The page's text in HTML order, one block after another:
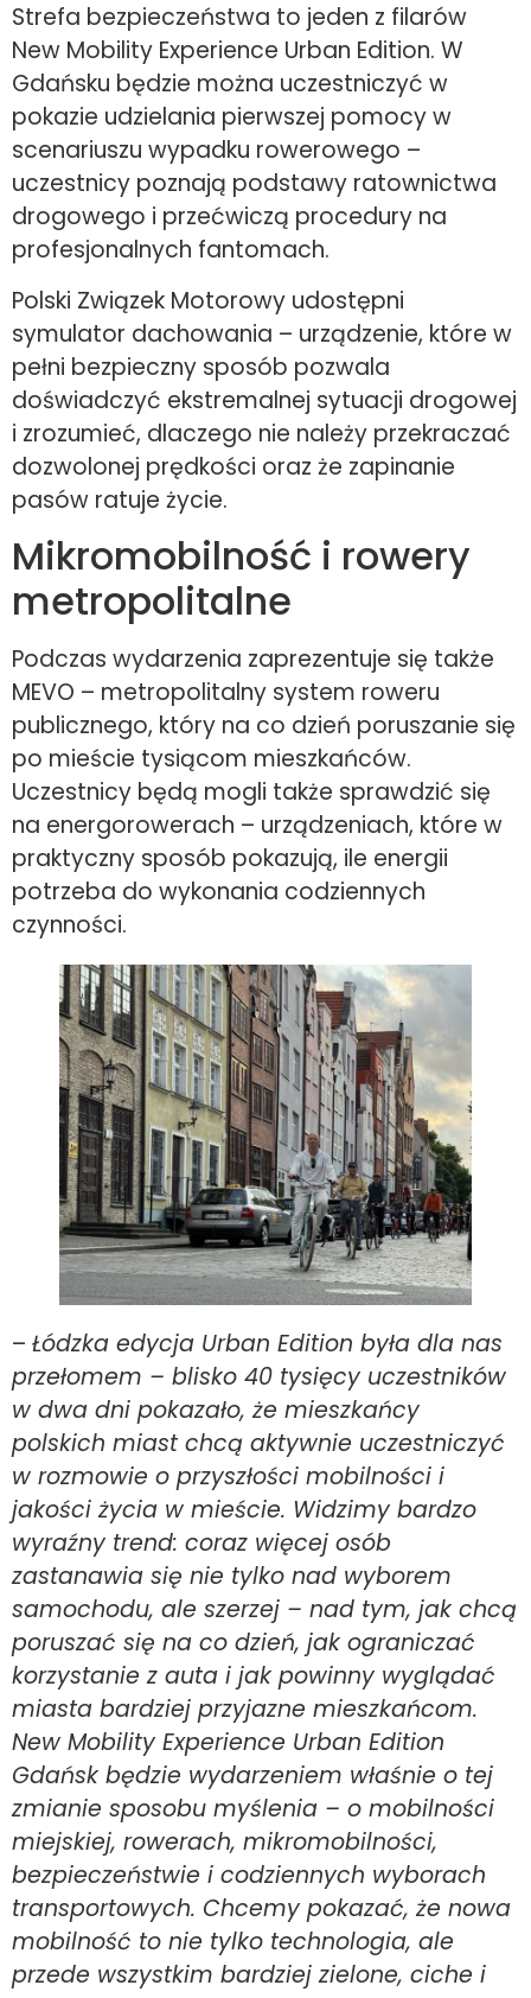
Strefa bezpieczeństwa to jeden z filarów
New Mobility Experience Urban Edition. W
Gdańsku będzie można uczestniczyć w
pokazie udzielania pierwszej pomocy w
scenariuszu wypadku rowerowego –
uczestnicy poznają podstawy ratownictwa
drogowego i przećwiczą procedury na
profesjonalnych fantomach.
Polski Związek Motorowy udostępni
symulator dachowania – urządzenie, które w
pełni bezpieczny sposób pozwala
doświadczyć ekstremalnej sytuacji drogowej
i zrozumieć, dlaczego nie należy przekraczać
dozwolonej prędkości oraz że zapinanie
pasów ratuje życie.
Mikromobilność i rowery
metropolitalne
Podczas wydarzenia zaprezentuje się także
MEVO – metropolitalny system roweru
publicznego, który na co dzień poruszanie się
po mieście tysiącom mieszkańców.
Uczestnicy będą mogli także sprawdzić się
na energorowerach – urządzeniach, które w
praktyczny sposób pokazują, ile energii
potrzeba do wykonania codziennych
czynności.
– Łódzka edycja Urban Edition była dla nas
przełomem – blisko 40 tysięcy uczestników
w dwa dni pokazało, że mieszkańcy
polskich miast chcą aktywnie uczestniczyć
w rozmowie o przyszłości mobilności i
jakości życia w mieście. Widzimy bardzo
wyraźny trend: coraz więcej osób
zastanawia się nie tylko nad wyborem
samochodu, ale szerzej – nad tym, jak chcą
poruszać się na co dzień, jak ograniczać
korzystanie z auta i jak powinny wyglądać
miasta bardziej przyjazne mieszkańcom.
New Mobility Experience Urban Edition
Gdańsk będzie wydarzeniem właśnie o tej
zmianie sposobu myślenia – o mobilności
miejskiej, rowerach, mikromobilności,
bezpieczeństwie i codziennych wyborach
transportowych. Chcemy pokazać, że nowa
mobilność to nie tylko technologia, ale
przede wszystkim bardziej zielone, ciche i